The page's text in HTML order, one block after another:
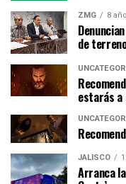
ZMG 8
de
estarás a
JALISCO
Arranca